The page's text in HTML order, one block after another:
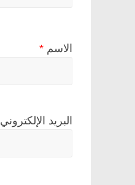
الاسم *
البريد الإلكتروني